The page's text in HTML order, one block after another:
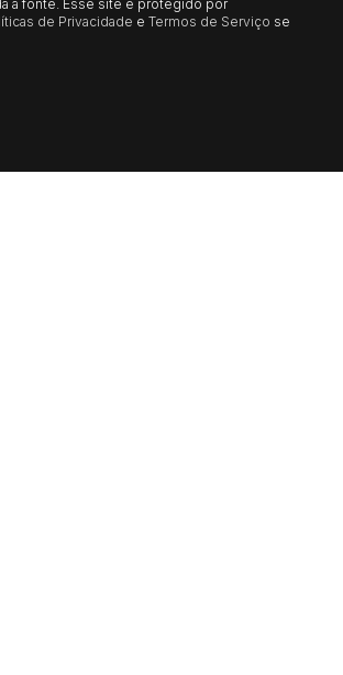
a fonte. Esse site é protegido por
de Privacidade eTermos de Serviço se